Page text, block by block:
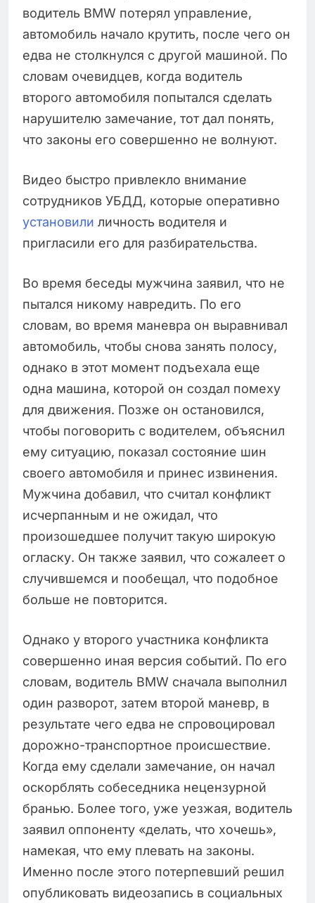
водитель BMW потерял управление,
автомобиль начало крутить, после чего он
едва не столкнулся с другой машиной. По
словам очевидцев, когда водитель
второго автомобиля попытался сделать
нарушителю замечание, тот дал понять,
что законы его совершенно не волнуют.
Видео быстро привлекло внимание
сотрудников УБДД, которые оперативно
установили личность водителя и
пригласили его для разбирательства.
Во время беседы мужчина заявил, что не
пытался никому навредить. По его
словам, во время маневра он выравнивал
автомобиль, чтобы снова занять полосу,
однако в этот момент подъехала еще
одна машина, которой он создал помеху
для движения. Позже он остановился,
чтобы поговорить с водителем, объяснил
ему ситуацию, показал состояние шин
своего автомобиля и принес извинения.
Мужчина добавил, что считал конфликт
исчерпанным и не ожидал, что
произошедшее получит такую широкую
огласку. Он также заявил, что сожалеет о
случившемся и пообещал, что подобное
больше не повторится.
Однако у второго участника конфликта
совершенно иная версия событий. По его
словам, водитель BMW сначала выполнил
один разворот, затем второй маневр, в
результате чего едва не спровоцировал
дорожно-транспортное происшествие.
Когда ему сделали замечание, он начал
оскорблять собеседника нецензурной
бранью. Более того, уже уезжая, водитель
заявил оппоненту «делать, что хочешь»,
намекая, что ему плевать на законы.
Именно после этого потерпевший решил
опубликовать видеозапись в социальных